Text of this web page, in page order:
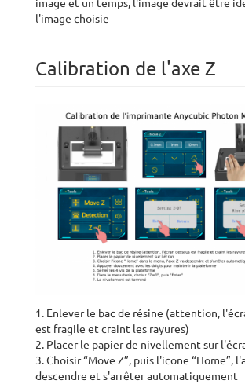
image et un temps, l'image devrait être
l'image choisie
Calibration de l'axe Z
1. Enlever le bac de résine (attention,
est fragile et craint les rayures)
2. Placer le papier de nivellement sur
3. Choisir “Move Z”, puis l'icone “Home”,
descendre et s'arrêter automatiquement